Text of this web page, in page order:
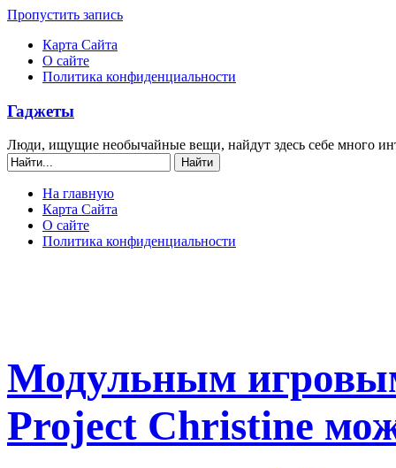
Пропустить запись
Карта Сайта
О сайте
Политика конфиденциальности
Гаджеты
Люди, ищущие необычайные вещи, найдут здесь себе много
На главную
Карта Сайта
О сайте
Политика конфиденциальности
Модульным
Project Christine